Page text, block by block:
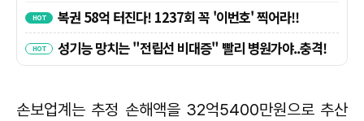
손보업계는 추정 손해액을 32억5400만원으로 추산